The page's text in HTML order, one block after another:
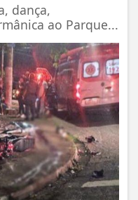
dança,
ao Parque...